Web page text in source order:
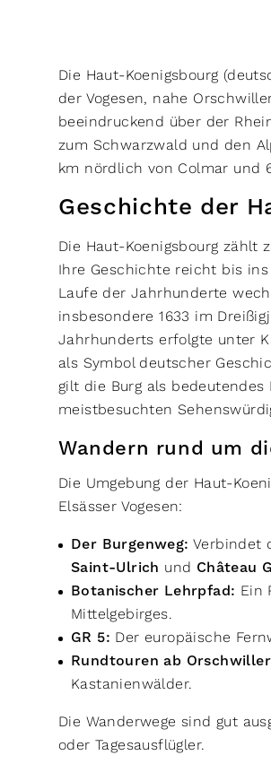
Die Haut-Koenigsbourg
der Vogesen, nahe
beeindruckend über der
zum Schwarzwald und den
km nördlich von Colmar und
Geschichte der
Die Haut-Koenigsbourg zählt
Ihre Geschichte reicht bis
Laufe der Jahrhunderte
insbesondere 1633 im
Jahrhunderts erfolgte unter
als Symbol deutscher
gilt die Burg als
meistbesuchten
Wandern rund um
Die Umgebung der Haut-
Elsässer Vogesen:
Der Burgenweg: Verbindet
Saint-Ulrich und Château
Botanischer Lehrpfad: Ein
Mittelgebirges.
GR 5: Der europäische
Rundtouren ab
Kastanienwälder.
Die Wanderwege sind gut
oder Tagesausflügler.